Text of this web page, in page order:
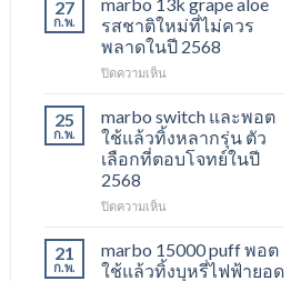
ราคา
ส่ง
พอต
ใช้
ทิ้ง
ตัว
เลือก
ยอด
สำหรับ
2568
27
ก.พ.
รสชาติใหม่ที่ไม่ควร
พลาดในปี 2568
ปิดความเห็นบน
13k
grape
aloe
รสชาติ
ควร
พลาด
25
ก.พ.
marbo switch และพอต
ใช้แล้วทิ้งหลากรุ่น ตัว
เลือกที่ตอบโจทย์ในปี
2568
ปิดความเห็นบน
switch
และ
21
ก.พ.
marbo 15000 puff พอต
ใช้แล้วทิ้งบุหรี่ไฟฟ้ายอด